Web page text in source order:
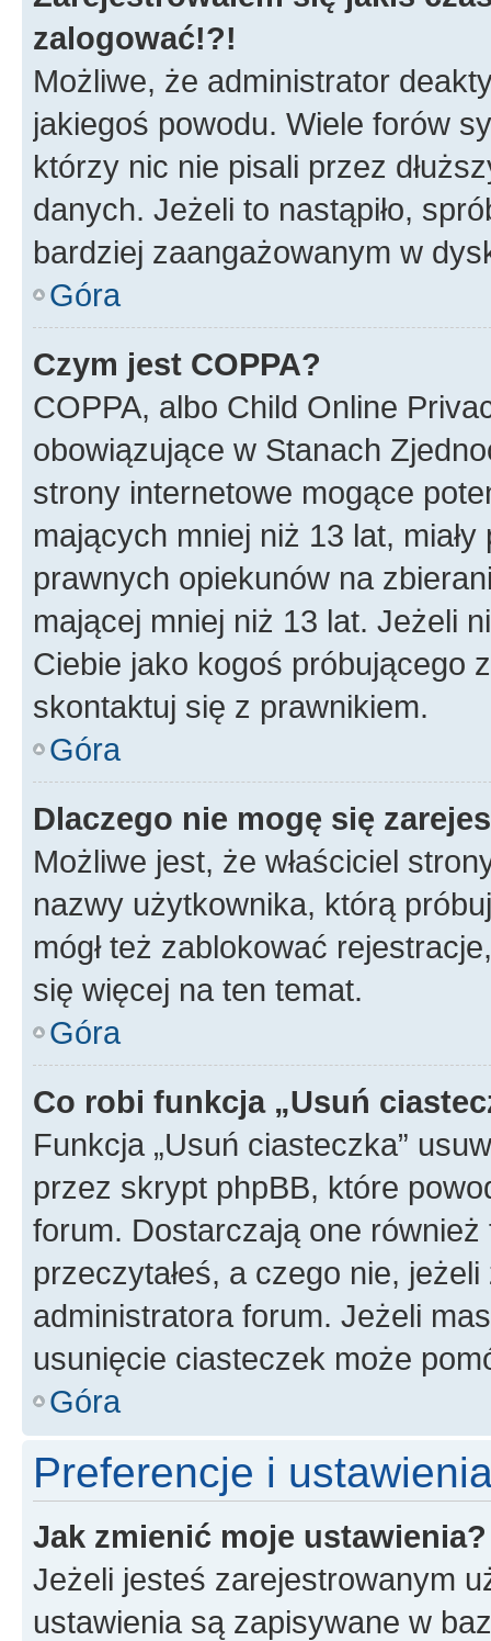
zalogować!?!
Możliwe, że administrator
jakiegoś powodu. Wiele forów
którzy nic nie pisali przez
danych. Jeżeli to nastąpiło,
bardziej zaangażowanym w
Góra
Czym jest COPPA?
COPPA, albo Child Online
obowiązujące w Stanach
strony internetowe mogące
mających mniej niż 13 lat,
prawnych opiekunów na
mającej mniej niż 13 lat. Jeżeli
Ciebie jako kogoś próbującego
skontaktuj się z prawnikiem.
Góra
Dlaczego nie mogę się
Możliwe jest, że właściciel
nazwy użytkownika, którą
mógł też zablokować
się więcej na ten temat.
Góra
Co robi funkcja „Usuń
Funkcja „Usuń ciasteczka”
przez skrypt phpBB, które
forum. Dostarczają one
przeczytałeś, a czego nie,
administratora forum. Jeżeli
usunięcie ciasteczek może
Góra
Preferencje i
Jak zmienić moje ustawienia?
Jeżeli jesteś zarejestrowanym
ustawienia są zapisywane w